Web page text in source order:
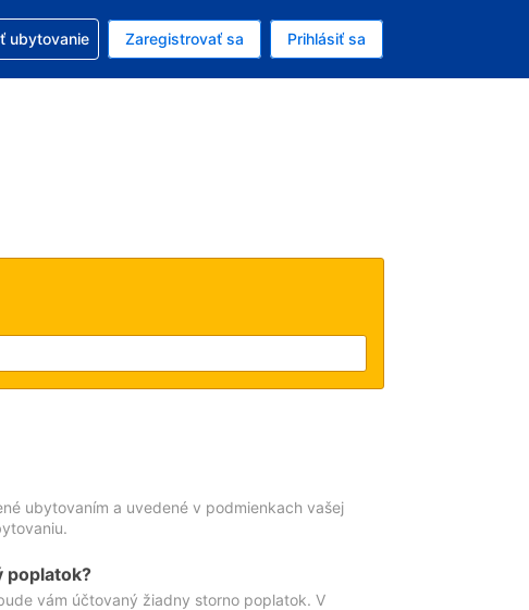
menu Americký dolár
máte zvolený jazyk V slovenčine
s rezerváciou
ubytovanie Zaregistrovať sa Prihlásiť sa
ubytovaním a uvedené v podmienkach vašej
poplatok?
vám účtovaný žiadny storno poplatok. V